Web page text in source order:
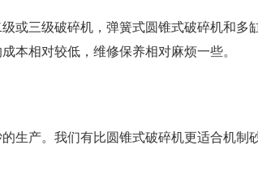
或三级破碎机，弹簧式圆锥式破碎机和
本相对较低，维修保养相对麻烦一些。
生产。我们有比圆锥式破碎机更适合机